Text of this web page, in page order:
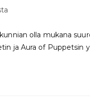
olla mukana
ja Aura of